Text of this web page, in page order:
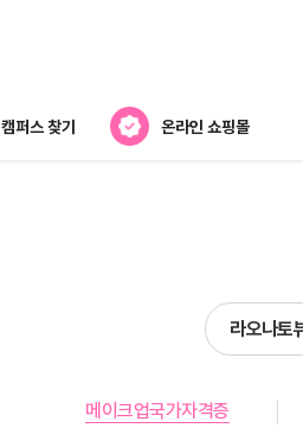
캠퍼스 찾기 온라인 쇼핑몰
제휴협력사
라오나토
메이크업국가자격증